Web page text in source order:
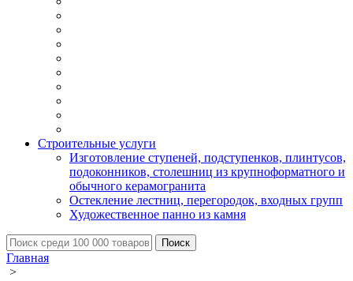
Строительные услуги
Изготовление ступеней, подступенков, плинтусов,
подоконников, столешниц из крупноформатного и
обычного керамогранита
Остекление лестниц, перегородок, входных групп
Художественное панно из камня
Главная
>